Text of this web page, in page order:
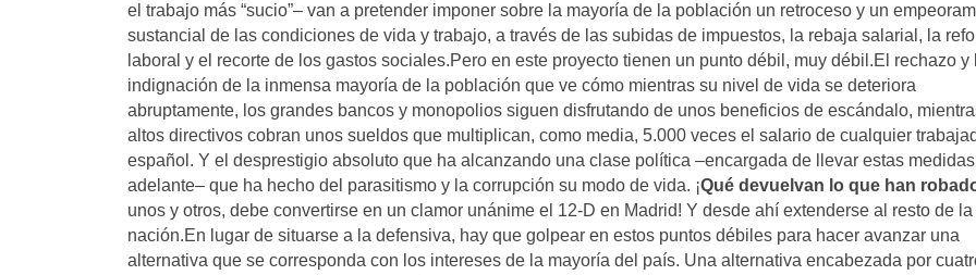
el trabajo más “sucio”– van a pretender imponer sobre la mayoría de la población un retroceso y un
sustancial de las condiciones de vida y trabajo, a través de las subidas de impuestos, la rebaja salarial, la
laboral y el recorte de los gastos sociales.Pero en este proyecto tienen un punto débil, muy débil.El rechazo y
indignación de la inmensa mayoría de la población que ve cómo mientras su nivel de vida se deteriora
abruptamente, los grandes bancos y monopolios siguen disfrutando de unos beneficios de escándalo,
altos directivos cobran unos sueldos que multiplican, como media, 5.000 veces el salario de cualquier
español. Y el desprestigio absoluto que ha alcanzando una clase política –encargada de llevar estas medidas
adelante– que ha hecho del parasitismo y la corrupción su modo de vida. ¡Qué devuelvan lo que han
unos y otros, debe convertirse en un clamor unánime el 12-D en Madrid! Y desde ahí extenderse al resto de la
nación.En lugar de situarse a la defensiva, hay que golpear en estos puntos débiles para hacer avanzar una
alternativa que se corresponda con los intereses de la mayoría del país. Una alternativa encabezada por